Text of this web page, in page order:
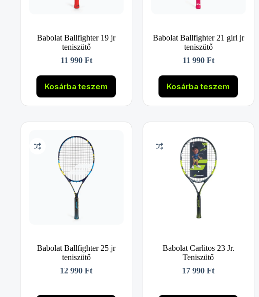
Babolat Ballfighter 19 jr
teniszütő
11 990 Ft
Kosárba teszem
Babolat Ballfighter 21 girl jr
teniszütő
11 990 Ft
Kosárba teszem
Babolat Ballfighter 25 jr
teniszütő
12 990Ft
Babolat Carlitos 23 Jr.
Teniszütő
17 990Ft